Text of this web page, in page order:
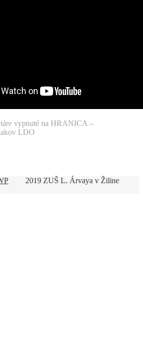
vypnuté na HRANICA –
LDO
2019 ZUŠ L. Árvaya v Žiline